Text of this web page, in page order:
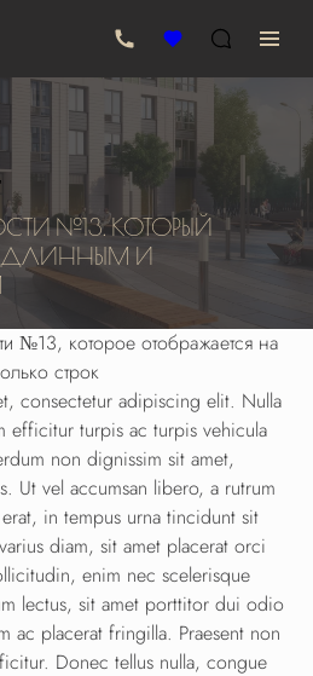
№13. КОТОРЫЙ
ДЛИННЫМ И
№13, которое отображается на
строк
consectetur adipiscing elit. Nulla
efficitur turpis ac turpis vehicula
non dignissim sit amet,
Ut vel accumsan libero, a rutrum
in tempus urna tincidunt sit
diam, sit amet placerat orci
enim nec scelerisque
lectus, sit amet porttitor dui odio
ac placerat fringilla. Praesent non
Donec tellus nulla, congue